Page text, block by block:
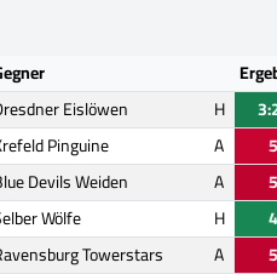
Eislöwen H
Pinguine A
Devils Weiden A
Wölfe H
Towerstars A